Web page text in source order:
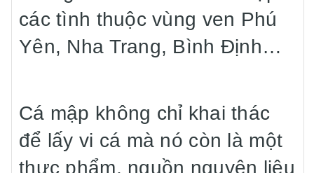
các tình thuộc vùng ven Phú
Yên, Nha Trang, Bình Định…
Cá mập không chỉ khai thác
để lấy vi cá mà nó còn là một
thực phẩm, nguồn nguyên liệu